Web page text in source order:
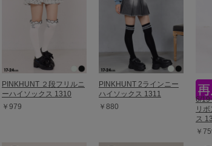
PINKHUNT ２段フリルニ
ーハイソックス 1310
￥979
PINKHUNT 2ラインニー
ハイソックス 1311
￥880
6/19
リ
ス
￥